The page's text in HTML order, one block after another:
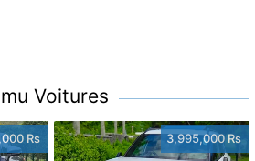
Voitures
Rs 3,995,000 Rs